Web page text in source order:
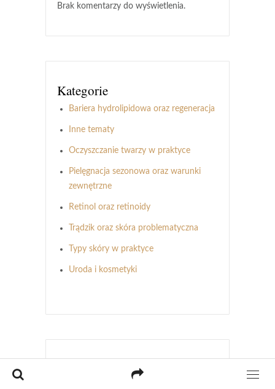
Brak komentarzy do wyświetlenia.
Kategorie
Bariera hydrolipidowa oraz regeneracja
Inne tematy
Oczyszczanie twarzy w praktyce
Pielęgnacja sezonowa oraz warunki
zewnętrzne
Retinol oraz retinoidy
Trądzik oraz skóra problematyczna
Typy skóry w praktyce
Uroda i kosmetyki